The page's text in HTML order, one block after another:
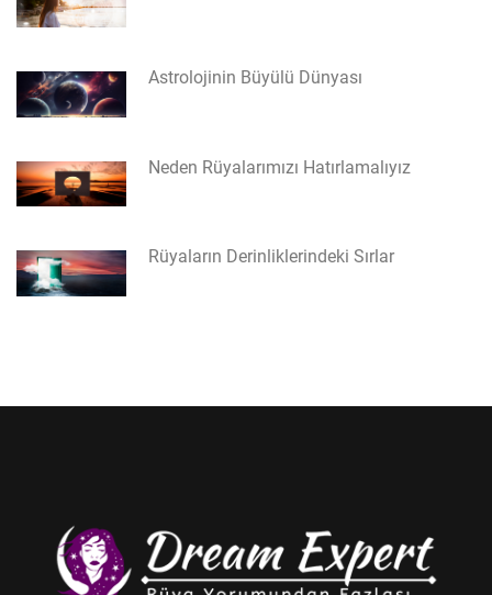
Astrolojinin Büyülü Dünyası
Neden Rüyalarımızı Hatırlamalıyız
Rüyaların Derinliklerindeki Sırlar